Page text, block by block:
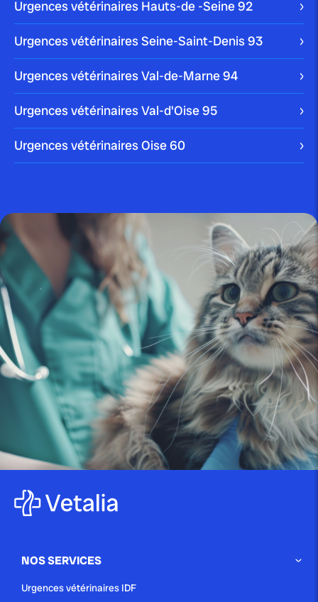
publié le 28 juin 2025 par Christophe Le Dref
Maladies de peau chez le chien :
comprendre...
Maladies des yeux : guide
complet pour préserver...
publié le 14 juin 2025 par Christophe Le Dref
Maladie de Lyme chez le chien :
comprendre...
publié le 29 mai 2025 par Christophe Le Dref
pour comprendre et...
publié le 26 mai 2025 par Christophe Le Dref
Urgences vétérinaires Hauts-de -Seine92
Urgences vétérinaires Seine-Saint-Denis93
Urgences vétérinaires Val-de-Marne94
Urgences vétérinaires Val-d'Oise95
Urgences vétérinaires Oise60
NOS SERVICES
Urgences vétérinaires IDF